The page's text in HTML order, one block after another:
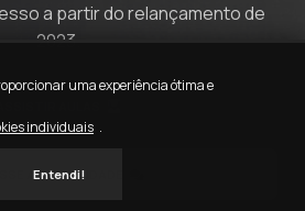
a partir do relançamento de
2023.
A COMUNIDADE
uma experiência ótima e
individuais .
Entendi!